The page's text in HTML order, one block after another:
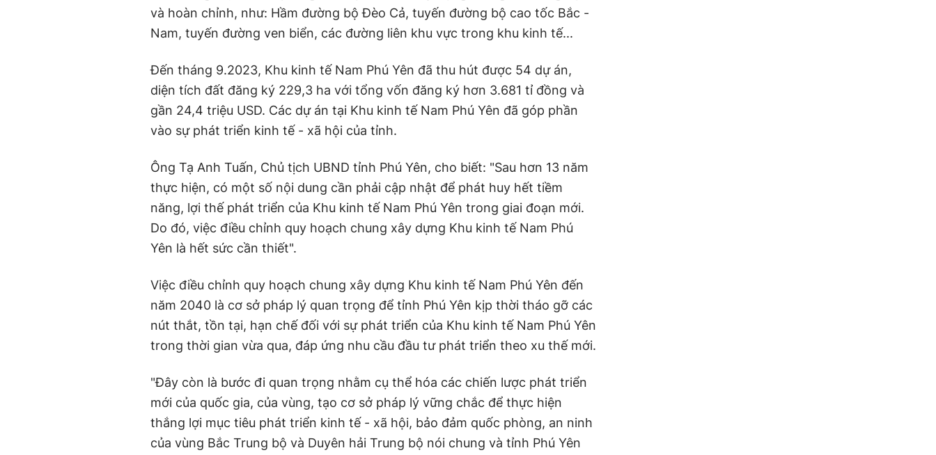
và hoàn chỉnh, như: Hầm đường bộ Đèo Cả, tuyến đường bộ cao tốc Bắc -
Nam, tuyến đường ven biển, các đường liên khu vực trong khu kinh tế...
Đến tháng 9.2023, Khu kinh tế Nam Phú Yên đã thu hút được 54 dự án,
diện tích đất đăng ký 229,3 ha với tổng vốn đăng ký hơn 3.681 tỉ đồng và
gần 24,4 triệu USD. Các dự án tại Khu kinh tế Nam Phú Yên đã góp phần
vào sự phát triển kinh tế - xã hội của tỉnh.
Ông Tạ Anh Tuấn, Chủ tịch UBND tỉnh Phú Yên, cho biết: "Sau hơn 13 năm
thực hiện, có một số nội dung cần phải cập nhật để phát huy hết tiềm
năng, lợi thế phát triển của Khu kinh tế Nam Phú Yên trong giai đoạn mới.
Do đó, việc điều chỉnh quy hoạch chung xây dựng Khu kinh tế Nam Phú
Yên là hết sức cần thiết".
Việc điều chỉnh quy hoạch chung xây dựng Khu kinh tế Nam Phú Yên đến
năm 2040 là cơ sở pháp lý quan trọng để tỉnh Phú Yên kịp thời tháo gỡ các
nút thắt, tồn tại, hạn chế đối với sự phát triển của Khu kinh tế Nam Phú Yên
trong thời gian vừa qua, đáp ứng nhu cầu đầu tư phát triển theo xu thế mới.
"Đây còn là bước đi quan trọng nhằm cụ thể hóa các chiến lược phát triển
mới của quốc gia, của vùng, tạo cơ sở pháp lý vững chắc để thực hiện
thắng lợi mục tiêu phát triển kinh tế - xã hội, bảo đảm quốc phòng, an ninh
của vùng Bắc Trung bộ và Duyên hải Trung bộ nói chung và tỉnh Phú Yên